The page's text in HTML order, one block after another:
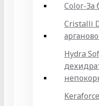
Color-За
Cristalli
Hydra